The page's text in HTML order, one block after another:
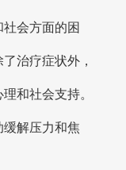
会方面的困
治疗症状外，
和社会支持。
解压力和焦